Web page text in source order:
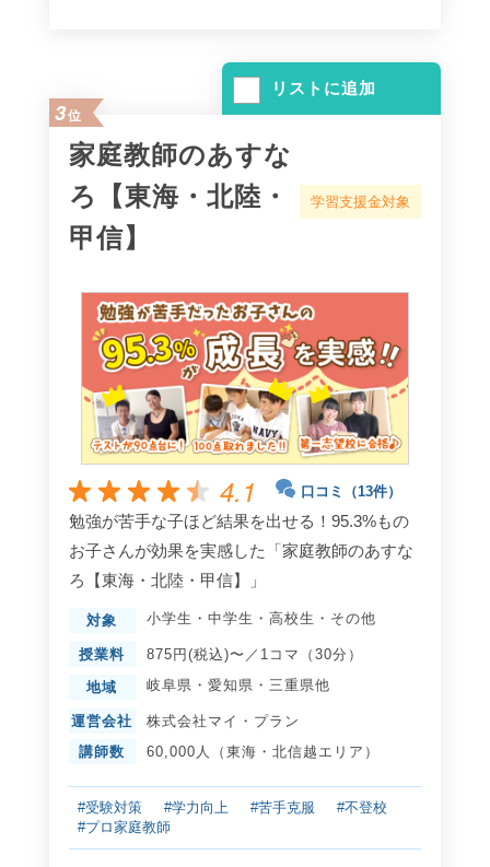
リストに追加
3位
家庭教師のあすな
ろ【東海・北陸・
甲信】
学習支援金対象
4.1 口コミ（13件）
勉強が苦手な子ほど結果を出せる！95.3%もの
お子さんが効果を実感した「家庭教師のあすな
ろ【東海・北陸・甲信】」
対象 小学生 ・ 中学生 ・ 高校生 ・ その他
授業料 875円(税込)〜／1コマ（30分）
地域 岐阜県 ・ 愛知県 ・ 三重県他
運営会社
株式会社マイ・プラン
講師数
60,000人（東海・北信越エリア）
#受験対策 #学力向上 #苦手克服
#不登校
#プロ家庭教師